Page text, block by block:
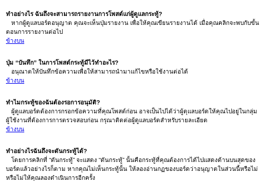
ทำอย่างไร ฉันถึงจะสามารถรายงานการโพสต์แก่ผู้ดูแลกระทู้?
หากผู้ดูแลบอร์ดอนุญาต คุณจะเห็นปุ่มรายงาน เพื่อให้คุณเขียนรายงานได้ เมื่อคุณคลิกจะพบกับขั้น
ตอนการรายงานต่อไป
ข้างบน
ปุ่ม “บันทึก” ในการโพสต์กระทู้มีไว้ทำอะไร?
อนุณาตให้บันทึกข้อความเพื่อให้สามารถนำมาแก้ไขหรือใช้งานต่อได้
ข้างบน
ทำไมกระทู้ของฉันต้องรอการอนุมัติ?
ผู้ดูแลบอร์ดต้องการกรอกข้อความที่คุณโพสต์ก่อน อาจเป็นไปได้ว่าผู้ดุแลบอร์ดให้คุณไปอยู่ในกลุ่ม
ผู้ใช้งานที่ต้องการการตรวจสอบก่อน กรุณาติดต่อผู้ดูแลบอร์ดสำหรับรายละเอียด
ข้างบน
ทำอย่างไรฉันถึงจะดันกระทู้ได้?
โดยการคลิกที่ “ดันกระทู้” จะแสดง “ดันกระทู้” นั้นคือกระทู้ที่คุณต้องการได้ไปแสดงด้านบนสุดของ
บอร์ดแล้วอย่างไรก็ตาม หากคุณไม่เห็นกระทู้นั้น ให้ลองอ่านกฏของบอร์ดว่าอนุญาตในส่วนนี้หรือไม่
หรือไม่ให้คุณลองดำเนินการอีกครั้ง